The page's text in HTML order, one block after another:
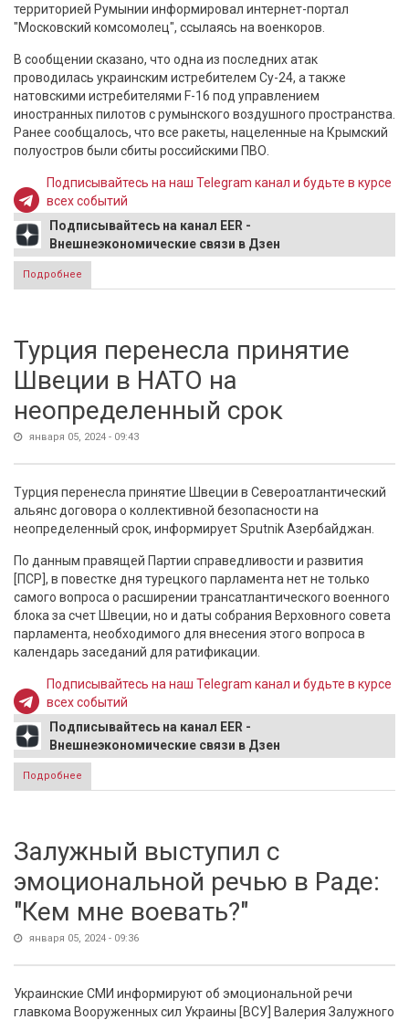
территорией Румынии информировал интернет-портал
"Московский комсомолец", ссылаясь на военкоров.
В сообщении сказано, что одна из последних атак
проводилась украинским истребителем Су-24, а также
натовскими истребителями F-16 под управлением
иностранных пилотов с румынского воздушного пространства.
Ранее сообщалось, что все ракеты, нацеленные на Крымский
полуостров были сбиты российскими ПВО.
Подписывайтесь на наш Telegram канал и будьте в курсе
всех событий
Подписывайтесь на канал EER -
Внешнеэкономические связи в Дзен
Подробнее
Турция перенесла принятие
Швеции в НАТО на
неопределенный срок
января 05, 2024 - 09:43
Турция перенесла принятие Швеции в Североатлантический
альянс договора о коллективной безопасности на
неопределенный срок, информирует Sputnik Азербайджан.
По данным правящей Партии справедливости и развития
[ПСР], в повестке дня турецкого парламента нет не только
самого вопроса о расширении трансатлантического военного
блока за счет Швеции, но и даты собрания Верховного совета
парламента, необходимого для внесения этого вопроса в
календарь заседаний для ратификации.
Подписывайтесь на наш Telegram канал и будьте в курсе
всех событий
Подписывайтесь на канал EER -
Внешнеэкономические связи в Дзен
Подробнее
неопределенный срок
Залужный выступил с
эмоциональной речью в Раде:
"Кем мне воевать?"
января 05, 2024 - 09:36
Украинские СМИ информируют об эмоциональной речи
главкома Вооруженных сил Украины [ВСУ] Валерия Залужного